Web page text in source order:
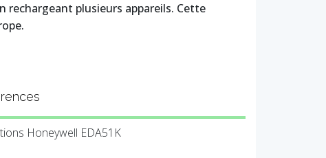
rechargeant plusieurs appareils. Cette
Honeywell EDA51K